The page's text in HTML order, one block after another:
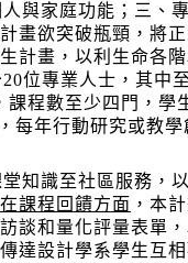
與家庭功能；三、
畫欲突破瓶頸，將
計畫，以利生命各
20位專業人士，其中
課程數至少四門，學
每年行動研究或教
知識至社區服務，
在課程回饋方面 ，本
談和量化評量表單
達設計學系學生互